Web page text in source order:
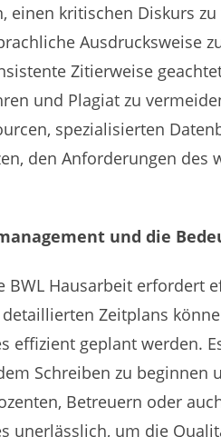
einen kritischen Diskurs
Ausdrucksweise
Zitierweise
und Plagiat zu
spezialisierten
den Anforderungen des
und die
BWL Hausarbeit erfordert
Zeitplans
effizient geplant werden.
Schreiben zu
Betreuern oder
unerlässlich, um die